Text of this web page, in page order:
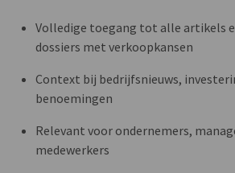
Volledige toegang tot alle artikels
dossiers met verkoopkansen
Context bij bedrijfsnieuws,
benoemingen
Relevant voor ondernemers,
medewerkers